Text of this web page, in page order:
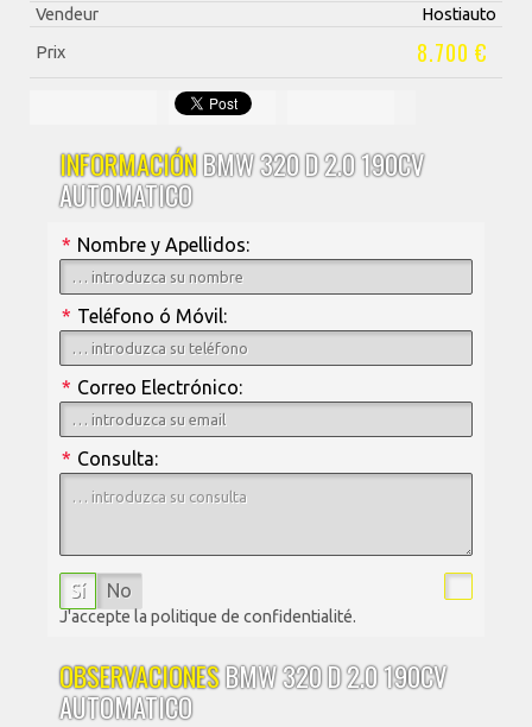
Vendeur
Hostiauto
Prix
8.700 €
INFORMACIÓNBMW 320 D 2.0 190CV
AUTOMATICO
Nombre y Apellidos:
*
Teléfono ó Móvil:
*
Correo Electrónico:
*
Consulta:
*
Sí No
J'accepte la politique de confidentialité.
OBSERVACIONESBMW 320 D 2.0 190CV
AUTOMATICO